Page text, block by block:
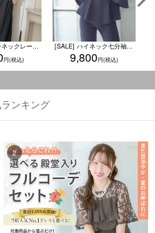
[SALE] クルーネックレーススリーブカシュクール風オールインワンパーティードレス (Sサイズ～4Lサイズ) (小澤美里) [SALE] ハイネック七分袖レース切り替えパンツオールインワンパーティードレス (XSサイズ～4Lサイズ)
9,800
ランキング